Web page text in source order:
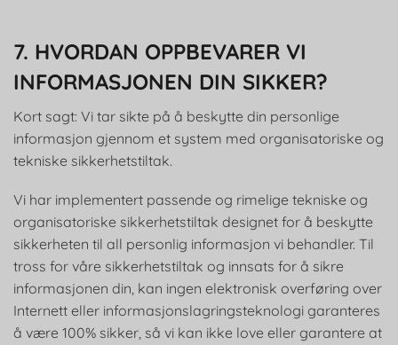
7. HVORDAN OPPBEVARER VI
INFORMASJONEN DIN SIKKER?
Kort sagt: Vi tar sikte på å beskytte din personlige
informasjon gjennom et system med organisatoriske og
tekniske sikkerhetstiltak.
Vi har implementert passende og rimelige tekniske og
organisatoriske sikkerhetstiltak designet for å beskytte
sikkerheten til all personlig informasjon vi behandler. Til
tross for våre sikkerhetstiltak og innsats for å sikre
informasjonen din, kan ingen elektronisk overføring over
Internett eller informasjonslagringsteknologi garanteres
å være 100% sikker, så vi kan ikke love eller garantere at